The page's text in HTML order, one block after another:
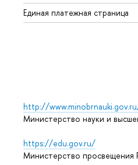
Единая платежная страница
http://
Министерство науки и
https://edu.gov.ru/
Министерство просвещения